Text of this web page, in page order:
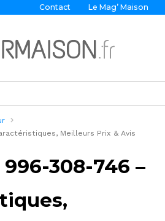
Contact Le Mag’ Maison
Meilleurs Prix & Avis
308-746 –